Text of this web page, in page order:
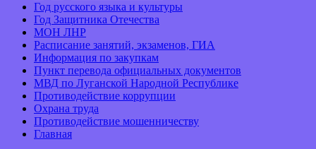
Год русского языка и культуры
Год Защитника Отечества
МОН ЛНР
Расписание занятий, экзаменов, ГИА
Информация по закупкам
Пункт перевода официальных документов
МВД по Луганской Народной Республике
Противодействие коррупции
Охрана труда
Противодействие мошенничеству
Главная